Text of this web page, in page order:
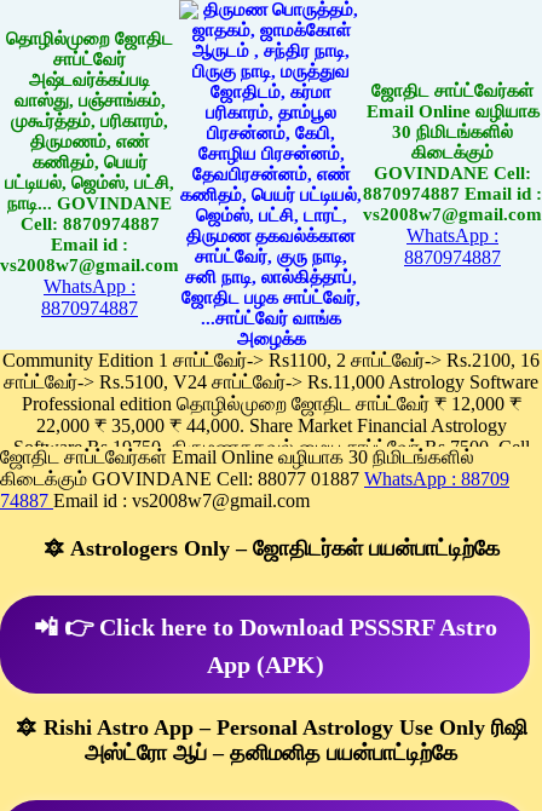
தொழில்முறை ஜோதிட
சாப்ட்வேர்
அஷ்டவர்க்கப்படி
வாஸ்து, பஞ்சாங்கம்,
முகூர்த்தம், பரிகாரம்,
திருமணம், எண்
கணிதம், பெயர்
பட்டியல், ஜெம்ஸ், பட்சி,
நாடி... GOVINDANE
Cell: 8870974887
Email id :
vs2008w7@gmail.com
WhatsApp :
8870974887
ஜோதிட சாப்ட்வேர்கள்
Email Online வழியாக
30 நிமிடங்களில்
கிடைக்கும்
GOVINDANE Cell:
8870974887 Email id :
vs2008w7@gmail.com
WhatsApp :
8870974887
Community Edition 1 சாப்ட்வேர்-> Rs1100, 2 சாப்ட்வேர்-> Rs.2100, 16
சாப்ட்வேர்-> Rs.5100, V24 சாப்ட்வேர்-> Rs.11,000 Astrology Software
Professional edition தொழில்முறை ஜோதிட சாப்ட்வேர் ₹ 12,000 ₹
22,000 ₹ 35,000 ₹ 44,000. Share Market Financial Astrology
Software Rs.19750, திருமணதகவல் மைய சாப்ட்வேர் Rs.7500, Cell
Phone App Rs. 1100
Pay online
ஜோதிட சாப்ட்வேர்கள் Email Online வழியாக 30 நிமிடங்களில்
கிடைக்கும் GOVINDANE Cell: 88077 01887 WhatsApp : 88709
74887 Email id : vs2008w7@gmail.com
🔯 Astrologers Only – ஜோதிடர்கள் பயன்பாட்டிற்கே
📲 👉 Click here to Download PSSSRF Astro
App (APK)
🔯 Rishi Astro App – Personal Astrology Use Only ரிஷி
அஸ்ட்ரோ ஆப் – தனிமனித பயன்பாட்டிற்கே